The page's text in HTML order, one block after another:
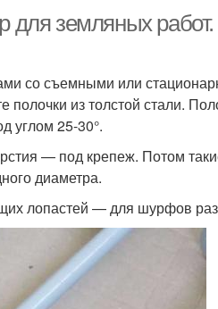
для земляных
со съемными или
из толстой стали.
углом 25-30°.
— под крепеж. Потом
диаметра.
лопастей — для шурфов